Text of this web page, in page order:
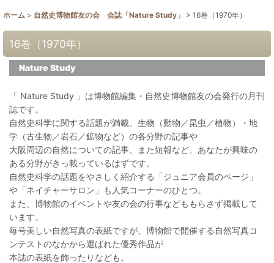
ホーム > 自然史博物館友の会 会誌「Nature Study」 > 16巻（1970年）
16巻（1970年）
Nature Study
「 Nature Study 」は博物館編集・自然史博物館友の会発行の月刊
誌です。
自然史科学に関する話題が満載、生物（動物／昆虫／植物）・地
学（古生物／岩石／鉱物など）の各分野の記事や
大阪周辺の自然についての記事、また短報など、あなたが興味の
ある分野がきっ載っているはずです。
自然史科学の話題をやさしく紹介する「ジュニア会員のページ」
や「ネイチャーサロン」も人気コーナーのひとつ。
また、博物館のイベントや友の会の行事などももらさず掲載して
います。
毎号美しい自然写真の表紙ですが、博物館で開催する自然写真コ
ンテストのなかから選ばれた優秀作品が
本誌の表紙を飾ったりなども。